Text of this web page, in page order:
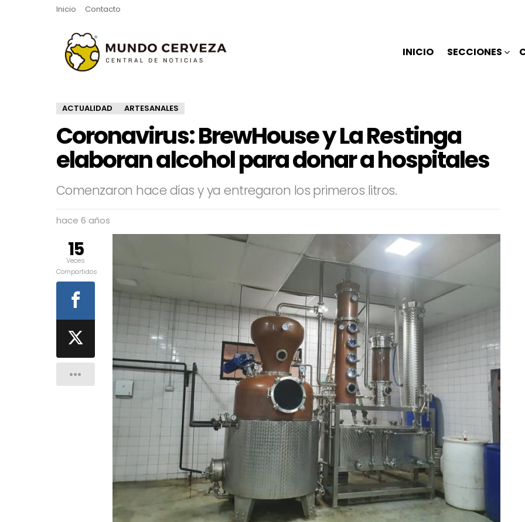
Inicio Contacto
INICIO SECCIONES
ACTUALIDAD ARTESANALES
Coronavirus: BrewHouse y La Restinga
elaboran alcohol para donar a hospitales
Comenzaron hace días y ya entregaron los primeros litros.
hace 6 años
15
Veces
Compartidos